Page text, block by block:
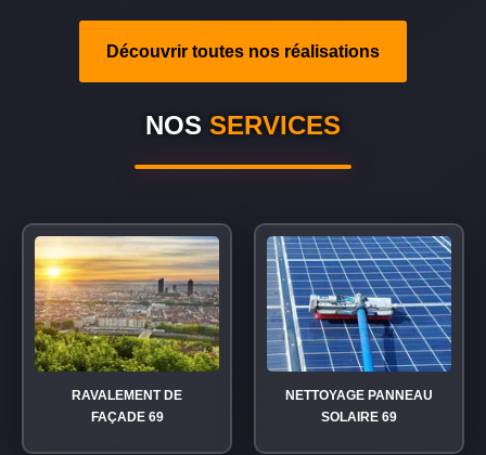
Découvrir toutes nos réalisations
NOS SERVICES
RAVALEMENT DE
FAÇADE 69
NETTOYAGE PANNEAU
SOLAIRE 69